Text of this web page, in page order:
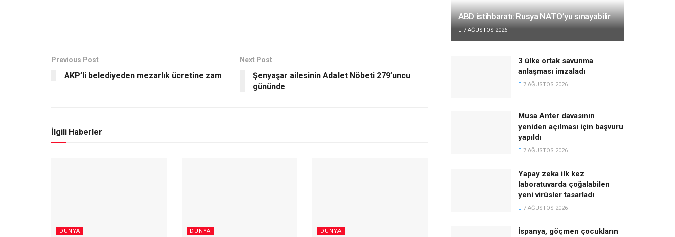
Previous Post
AKP’li belediyeden mezarlık ücretine zam
Next Post
Şenyaşar ailesinin Adalet Nöbeti 279’uncu
gününde
İlgili Haberler
DÜNYA DÜNYA DÜNYA
ABD istihbaratı: Rusya NATO’yu sınayabilir
7 AĞUSTOS 2026
3 ülke ortak savunma
anlaşması imzaladı
7 AĞUSTOS 2026
Musa Anter davasının
yeniden açılması için başvuru
yapıldı
7 AĞUSTOS 2026
Yapay zeka ilk kez
laboratuvarda çoğalabilen
yeni virüsler tasarladı
7 AĞUSTOS 2026
İspanya, göçmen çocukların